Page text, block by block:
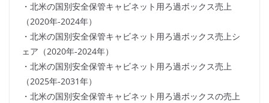
・北米の国別安全保管キャビネット用ろ過ボックス売上
（2020年-2024年）
・北米の国別安全保管キャビネット用ろ過ボックス売上シ
ェア（2020年-2024年）
・北米の国別安全保管キャビネット用ろ過ボックス売上
（2025年-2031年）
・北米の国別安全保管キャビネット用ろ過ボックスの売上